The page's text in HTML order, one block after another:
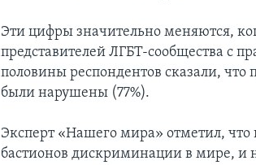
Эти цифры значительно меняются,
представителей ЛГБТ-сообщества с
половины респондентов сказали,
были нарушены (77%).
Эксперт «Нашего мира» отметил, что
бастионов дискриминации в мире, и